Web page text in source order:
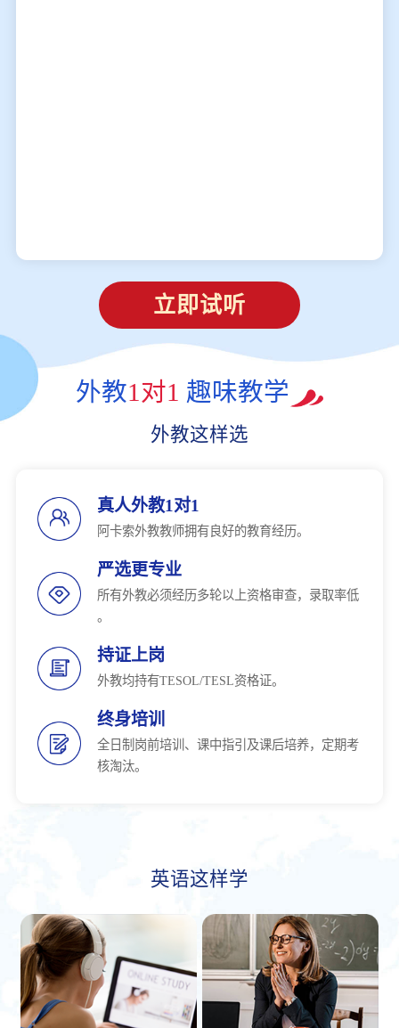
立即试听
外教1对1 趣味教学
外教这样选
真人外教1对1
阿卡索外教教师拥有良好的教育经历。
严选更专业
所有外教必须经历多轮以上资格审查，录取率低
。
持证上岗
外教均持有TESOL/TESL资格证。
终身培训
全日制岗前培训、课中指引及课后培养，定期考
核淘汰。
英语这样学